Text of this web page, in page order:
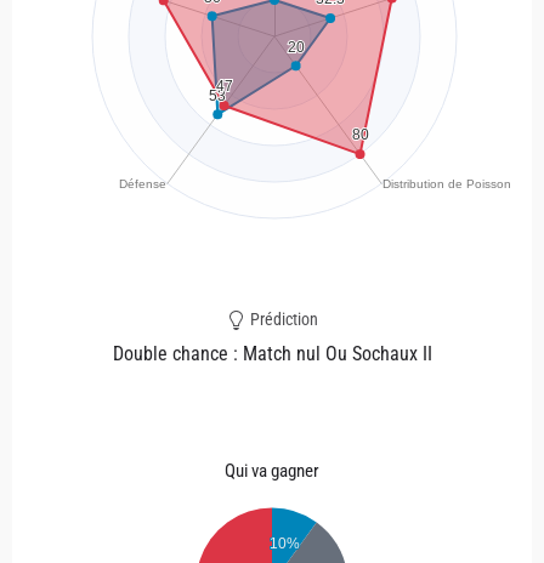
Prédiction
Double chance : Match nul Ou Sochaux II
Qui va gagner